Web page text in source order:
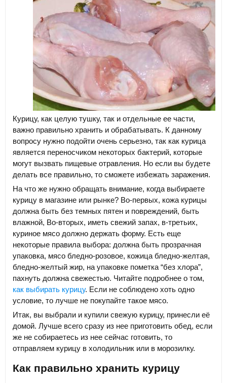
Курицу, как целую тушку, так и отдельные ее части,
важно правильно хранить и обрабатывать. К данному
вопросу нужно подойти очень серьезно, так как курица
является переносчиком некоторых бактерий, которые
могут вызвать пищевые отравления. Но если вы будете
делать все правильно, то сможете избежать заражения.
На что же нужно обращать внимание, когда выбираете
курицу в магазине или рынке? Во-первых, кожа курицы
должна быть без темных пятен и повреждений, быть
влажной, Во-вторых, иметь свежий запах, в-третьих,
куриное мясо должно держать форму. Есть еще
некоторые правила выбора: должна быть прозрачная
упаковка, мясо бледно-розовое, кожица бледно-желтая,
бледно-желтый жир, на упаковке пометка “без хлора”,
пахнуть должна свежестью. Читайте подробнее о том,
как выбирать курицу. Если не соблюдено хоть одно
условие, то лучше не покупайте такое мясо.
Итак, вы выбрали и купили свежую курицу, принесли её
домой. Лучше всего сразу из нее приготовить обед, если
же не собираетесь из нее сейчас готовить, то
отправляем курицу в холодильник или в морозилку.
Как правильно хранить курицу